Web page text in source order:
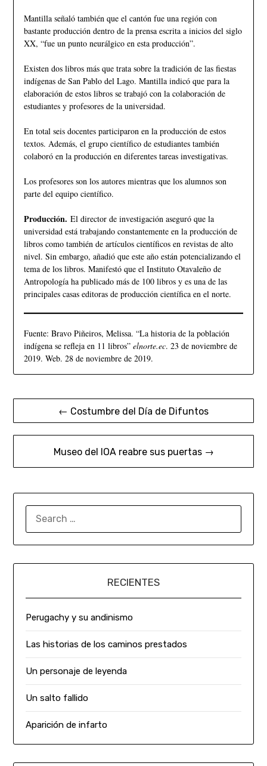
Mantilla señaló también que el cantón fue una región con
bastante producción dentro de la prensa escrita a inicios del siglo
XX, “fue un punto neurálgico en esta producción”.
Existen dos libros más que trata sobre la tradición de las fiestas
indígenas de San Pablo del Lago. Mantilla indicó que para la
elaboración de estos libros se trabajó con la colaboración de
estudiantes y profesores de la universidad.
En total seis docentes participaron en la producción de estos
textos. Además, el grupo científico de estudiantes también
colaboró en la producción en diferentes tareas investigativas.
Los profesores son los autores mientras que los alumnos son
parte del equipo científico.
Producción. El director de investigación aseguró que la
universidad está trabajando constantemente en la producción de
libros como también de artículos científicos en revistas de alto
nivel. Sin embargo, añadió que este año están potencializando el
tema de los libros. Manifestó que el Instituto Otavaleño de
Antropología ha publicado más de 100 libros y es una de las
principales casas editoras de producción científica en el norte.
Fuente: Bravo Piñeiros, Melissa. “La historia de la población
indígena se refleja en 11 libros” elnorte.ec. 23 de noviembre de
2019. Web. 28 de noviembre de 2019.
← Costumbre del Día de Difuntos
Museo del IOA reabre sus puertas →
RECIENTES
Perugachy y su andinismo
Las historias de los caminos prestados
Un personaje de leyenda
Un salto fallido
Aparición de infarto